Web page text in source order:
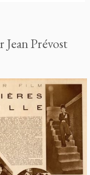
Jean Prévost